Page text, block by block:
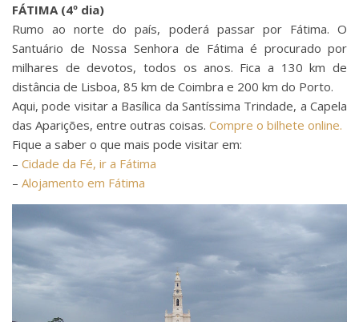
FÁTIMA (4º dia)
Rumo ao norte do país, poderá passar por Fátima. O
Santuário de Nossa Senhora de Fátima é procurado por
milhares de devotos, todos os anos. Fica a 130 km de
distância de Lisboa, 85 km de Coimbra e 200 km do Porto.
Aqui, pode visitar a Basílica da Santíssima Trindade, a Capela
das Aparições, entre outras coisas. Compre o bilhete online.
Fique a saber o que mais pode visitar em:
– Cidade da Fé, ir a Fátima
– Alojamento em Fátima